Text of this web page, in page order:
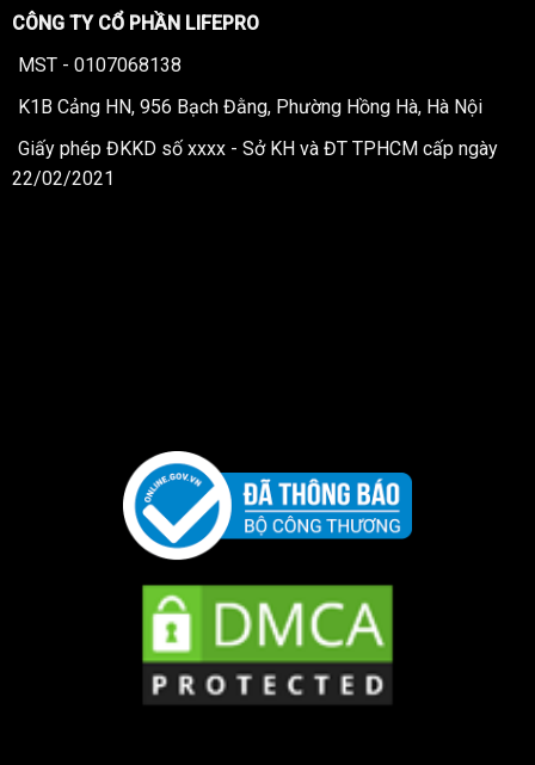
CÔNG TY CỔ PHẦN LIFEPRO
MST - 0107068138
K1B Cảng HN, 956 Bạch Đằng, Phường Hồng Hà, Hà Nội
Giấy phép ĐKKD số xxxx - Sở KH và ĐT TPHCM cấp ngày
22/02/2021